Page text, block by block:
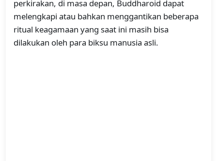
perkirakan, di masa depan, Buddharoid dapat
melengkapi atau bahkan menggantikan beberapa
ritual keagamaan yang saat ini masih bisa
dilakukan oleh para biksu manusia asli.